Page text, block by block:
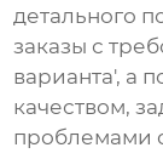
детального
заказы с
варианта', а
качеством,
проблемами